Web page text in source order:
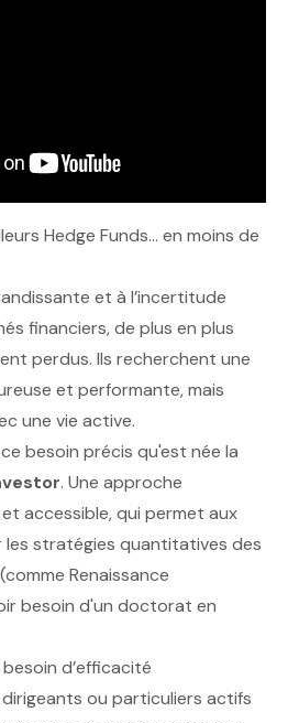
Hedge Funds… en moins de
et à l’incertitude
financiers, de plus en plus
perdus. Ils recherchent une
et performante, mais
une vie active.
besoin précis qu'est née la
. Une approche
accessible, qui permet aux
stratégies quantitatives des
Renaissance
besoin d'un doctorat en
d’efficacité
ou particuliers actifs